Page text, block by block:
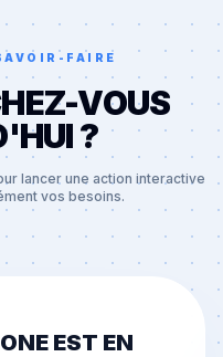
FAIRE
VOUS
?
lancer une action interactive
vos besoins.
EST EN